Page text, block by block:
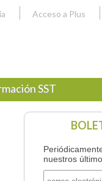
Acceso a Plus
SST
nuestros